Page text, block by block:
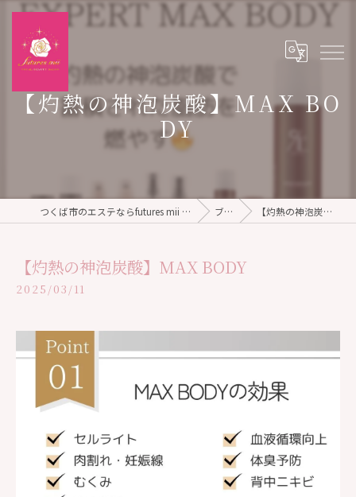
【灼熱の神泡炭酸】MAX BO
DY
つくば市のエステならfutures mii TOTAL BEAUTY SALON ブログ 【灼熱の神泡炭酸】MAX BODY
【灼熱の神泡炭酸】MAX BODY
2025/03/11